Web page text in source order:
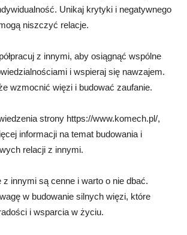
Unikaj krytyki i negatywnego
niszczyć relacje.
z innymi, aby osiągnąć wspólne
i wspieraj się nawzajem.
wzmocnić więzi i budować zaufanie.
strony https://www.komech.pl/,
informacji na temat budowania i
relacji z innymi.
z innymi są cenne i warto o nie dbać.
w budowanie silnych więzi, które
i wsparcia w życiu.